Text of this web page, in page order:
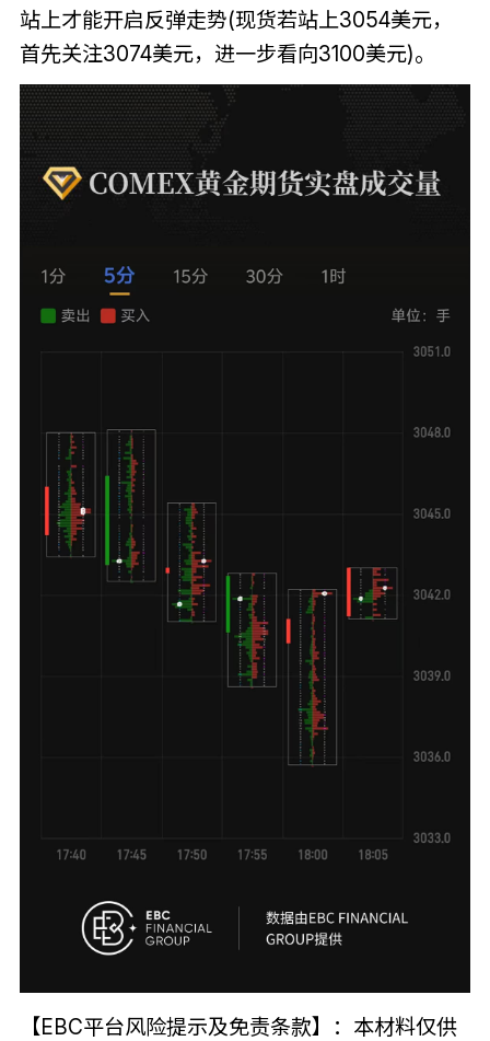
站上才能开启反弹走势(现货若站上3054美元，
首先关注3074美元，进一步看向3100美元)。
【EBC平台风险提示及免责条款】：本材料仅供